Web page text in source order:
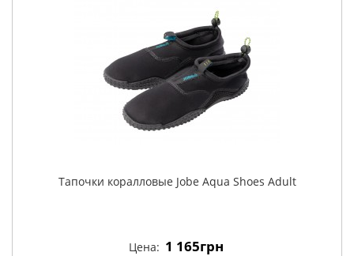
Тапочки коралловые Jobe Aqua Shoes Adult
Цена: 1 165грн